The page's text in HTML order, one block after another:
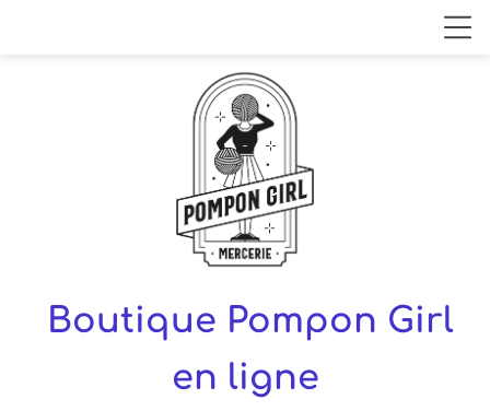
Boutique Pompon Girl
en ligne